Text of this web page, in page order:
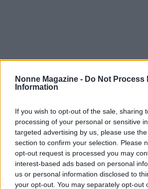
Nonne Magazine - Do Not Process
Information
If you wish to opt-out of the sale, sharing
processing of your personal or sensitive
targeted advertising by us, please use
section to confirm your selection. Please
opt-out request is processed you may
interest-based ads based on personal
us or personal information disclosed to
your opt-out. You may separately opt-out